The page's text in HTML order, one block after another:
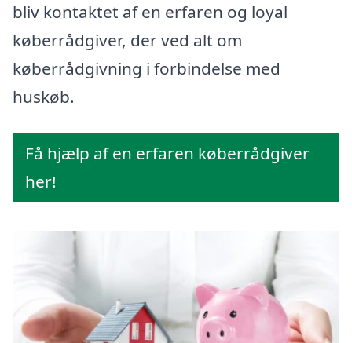
bliv kontaktet af en erfaren og loyal
køberrådgiver, der ved alt om
køberrådgivning i forbindelse med
huskøb.
Få hjælp af en erfaren køberrådgiver
her!